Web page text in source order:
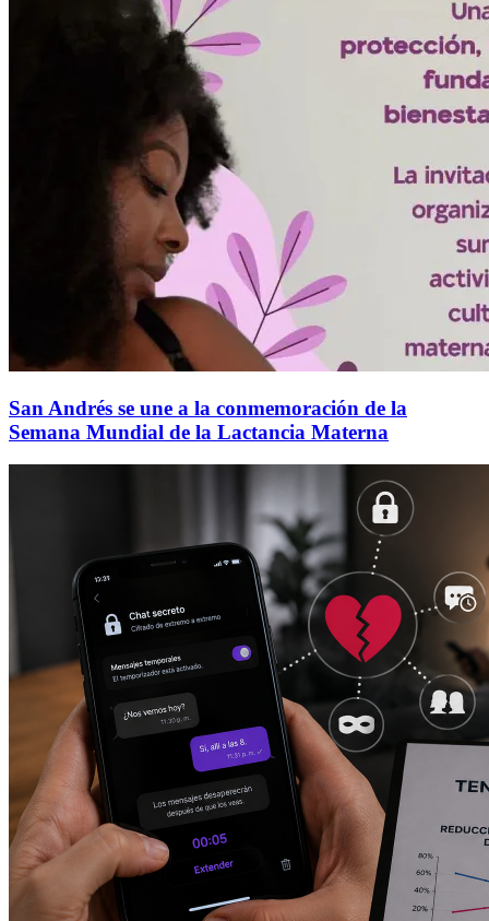
San Andrés se une a la conmemoración de la
Semana Mundial de la Lactancia Materna